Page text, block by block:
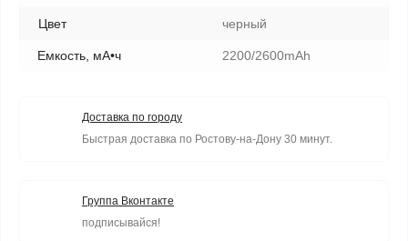
Цвет черный
Емкость, мА•ч 2200/2600mAh
Доставка по городу
Быстрая доставка по Ростову-на-Дону 30 минут.
Группа Вконтакте
подписывайся!